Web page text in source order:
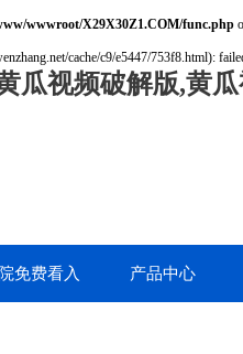
wwwroot/X29X30Z1.COM/func.php
cache/c9/e5447/753f8.html):
瓜视频破解版,黄
免费看入 产品中心